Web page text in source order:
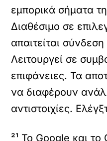
εμπορικά σήματα
Διαθέσιμο σε
απαιτείται
Λειτουργεί σε
επιφάνειες. Τα
να διαφέρουν
αντιστοιχίες.
²¹ Το Google και το